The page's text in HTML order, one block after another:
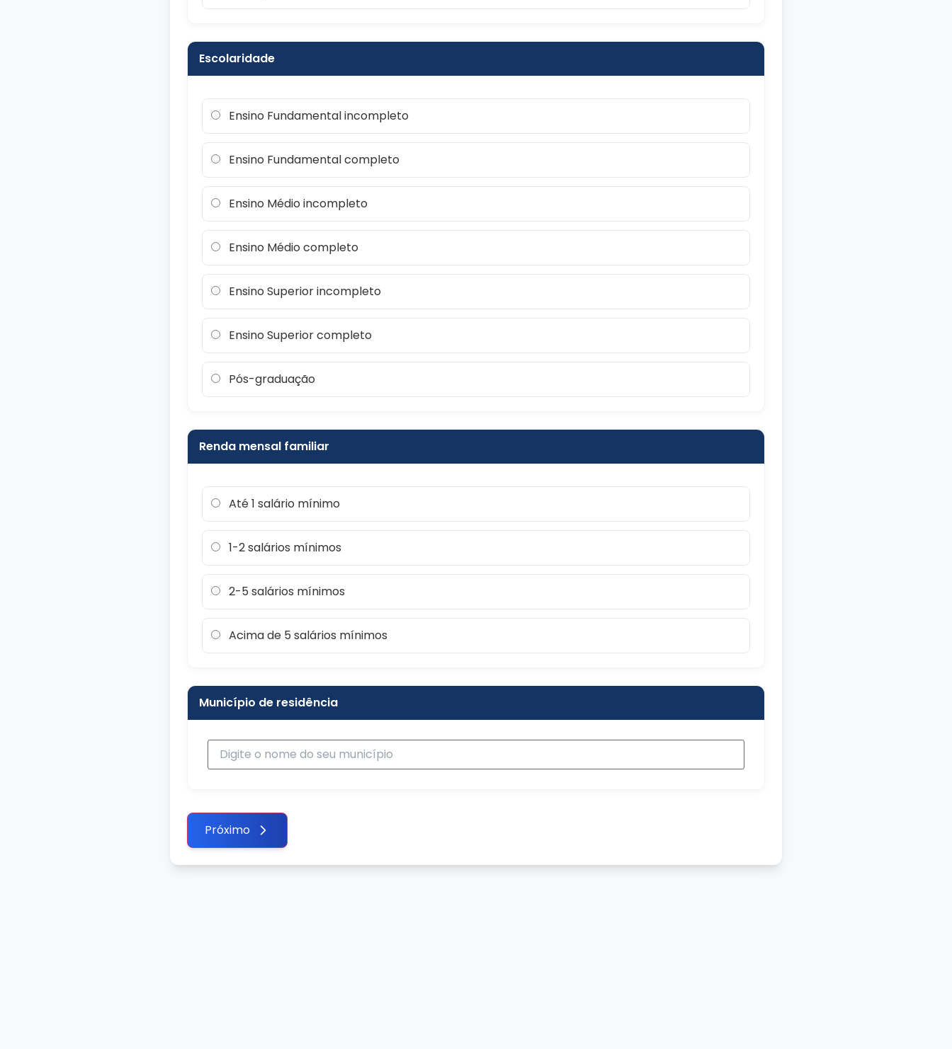
Escolaridade
Ensino Fundamental incompleto
Ensino Fundamental completo
Ensino Médio incompleto
Ensino Médio completo
Ensino Superior incompleto
Ensino Superior completo
Pós-graduação
Renda mensal familiar
Até 1 salário mínimo
1-2 salários mínimos
2-5 salários mínimos
Acima de 5 salários mínimos
Município de residência
Próximo